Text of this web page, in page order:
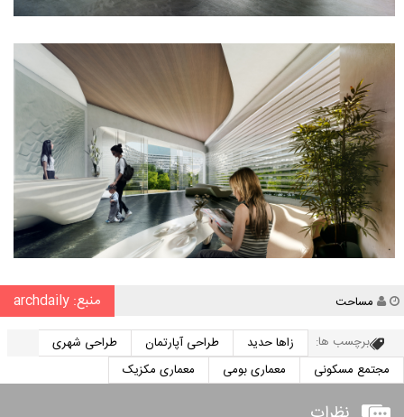
نویسنده
مساحت منبع: archdaily
برچسب ها: زاها حدید طراحی آپارتمان
طراحی شهری
مجتمع مسکونی
معماری بومی معماری مکزیک